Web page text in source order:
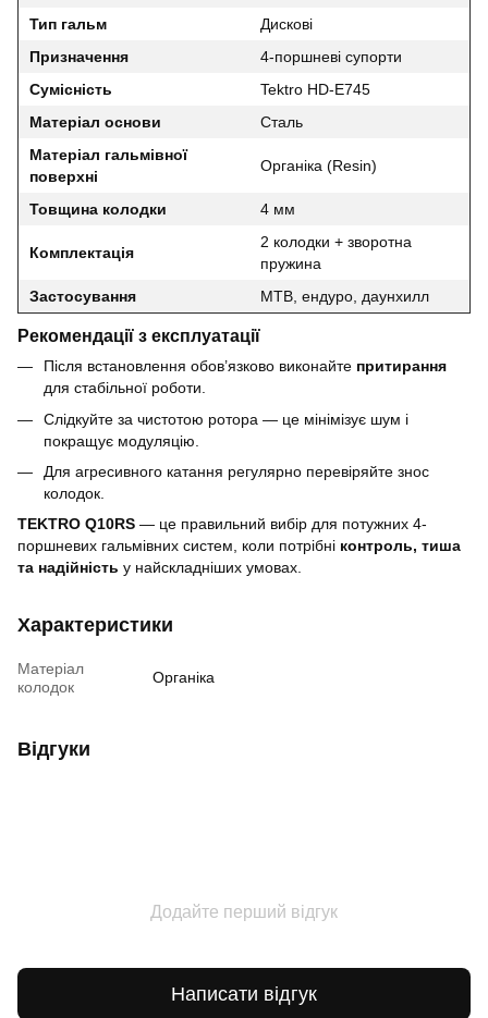
Тип гальм
Дискові
Призначення
4-поршневі супорти
Сумісність
Tektro HD-E745
Матеріал основи
Сталь
Матеріал гальмівної
поверхні
Органіка (Resin)
Товщина колодки 4 мм
Комплектація
2 колодки + зворотна
пружина
Застосування
MTB, ендуро, даунхилл
Рекомендації з експлуатації
Після встановлення обов’язково виконайте притирання
для стабільної роботи.
Слідкуйте за чистотою ротора — це мінімізує шум і
покращує модуляцію.
Для агресивного катання регулярно перевіряйте знос
колодок.
TEKTRO Q10RS — це правильний вибір для потужних 4-
поршневих гальмівних систем, коли потрібні контроль, тиша
та надійність у найскладніших умовах.
Характеристики
Матеріал
колодок
Органіка
Відгуки
Додайте перший відгук
Написати відгук